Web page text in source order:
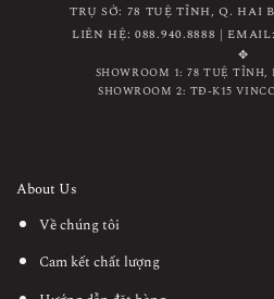
TRỤ SỞ: 78 TUỆ TĨNH, Q. HAI
LIÊN HỆ: 088.940.8888 |
✥
SHOWROOM 1: 78 TUỆ
SHOWROOM 2: TĐ-K15
About Us
Về chúng tôi
Cam kết chất lượng